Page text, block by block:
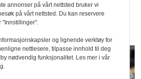
og babyleaf mix
annonser på vårt nettsted bruker vi
på vårt nettsted. Du kan reservere
"Innstillinger".
og lignende verktøy for
nettlesere, tilpasse innhold til deg
nødvendig funksjonalitet. Les mer i vår